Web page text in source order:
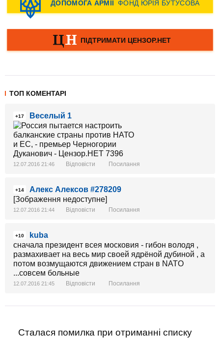
ТОП КОМЕНТАРІ
+17 Веселый 1
12.07.2016 21:46 Відповісти Посилання
+14
Алекс Алексов #278209
[Зображення недоступне]
12.07.2016 21:44 Відповісти Посилання
+10
kuba
сначала президент всея московия - гибон володя ,
размахивает на весь мир своей ядрёной дубиной , а
потом возмущаются движением стран в NATO
...совсем больные
12.07.2016 21:45 Відповісти Посилання
Сталася помилка при отриманні списку